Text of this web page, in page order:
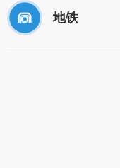
地铁